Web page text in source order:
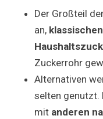
Der Großteil
an,
Zuckerrohr
Alternativen
selten genutzt.
mit anderen